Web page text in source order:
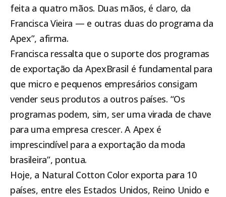
feita a quatro mãos. Duas mãos, é claro, da
Francisca Vieira — e outras duas do programa da
Apex”, afirma.
Francisca ressalta que o suporte dos programas
de exportação da ApexBrasil é fundamental para
que micro e pequenos empresários consigam
vender seus produtos a outros países. “Os
programas podem, sim, ser uma virada de chave
para uma empresa crescer. A Apex é
imprescindível para a exportação da moda
brasileira”, pontua.
Hoje, a Natural Cotton Color exporta para 10
países, entre eles Estados Unidos, Reino Unido e